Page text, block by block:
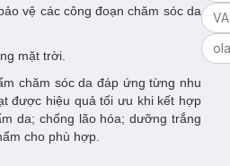
vệ các công đoạn chăm sóc da
mặt trời.
chăm sóc da đáp ứng từng nhu
được hiệu quả tối ưu khi kết hợp
da; chống lão hóa; dưỡng trắng
cho phù hợp.